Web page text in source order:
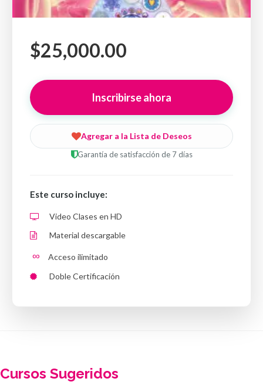
$25,000.00
Inscribirse ahora
Agregar a la Lista de Deseos
Garantía de satisfacción de 7 días
Este curso incluye:
Video Clases en HD
Material descargable
∞
Acceso ilimitado
Doble Certificación
Cursos Sugeridos